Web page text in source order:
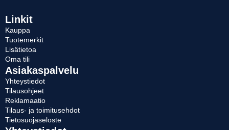
Linkit
Kauppa
Tuotemerkit
Lisätietoa
Oma tili
Asiakaspalvelu
Yhteystiedot
Tilausohjeet
Reklamaatio
Tilaus- ja toimitusehdot
Tietosuojaseloste